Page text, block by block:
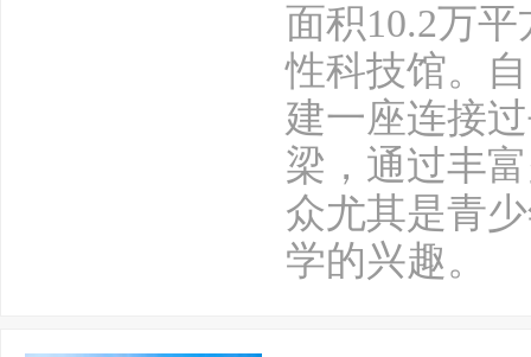
面积10.2万
性科技馆。
建一座连接
梁，通过丰
众尤其是青
学的兴趣。